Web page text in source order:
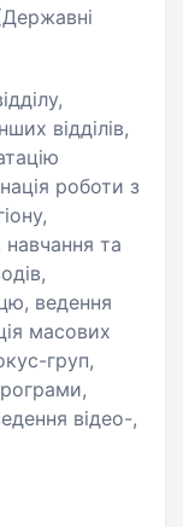
відділів,
роботи з
та
ведення
масових
груп,
відео-,